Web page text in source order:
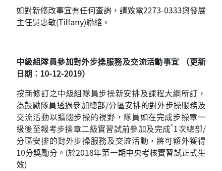
如對新修改事宜有任何查詢，請致電2273-0333與發展
主任吳惠敏(Tiffany)聯絡。
中級組隊員參加對外步操服務及交流活動事宜 （更新
日期：10-12-2019）
按新修訂之中級組隊員步操新安排及課程大綱所訂，
為鼓勵隊員透過參加總部/分區安排的對外步操服務及
交流活動以擴闊步操的視野，隊員如在完成步操章一
級後至報考步操章二級實習試前參加及完成*1次總部/
分區安排的對外步操服務及交流活動，將可額外獲得
10分奬勵分。(於2018年第一期中央考核實習試正式生
效)